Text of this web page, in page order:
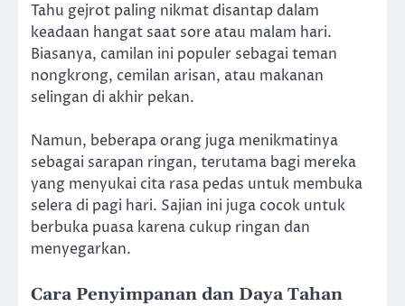
Tahu gejrot paling nikmat disantap dalam
keadaan hangat saat sore atau malam hari.
Biasanya, camilan ini populer sebagai teman
nongkrong, cemilan arisan, atau makanan
selingan di akhir pekan.
Namun, beberapa orang juga menikmatinya
sebagai sarapan ringan, terutama bagi mereka
yang menyukai cita rasa pedas untuk membuka
selera di pagi hari. Sajian ini juga cocok untuk
berbuka puasa karena cukup ringan dan
menyegarkan.
Cara Penyimpanan dan Daya Tahan